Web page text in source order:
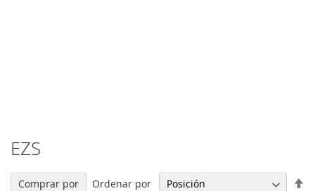
EZS
Ordenar por
Comprar por